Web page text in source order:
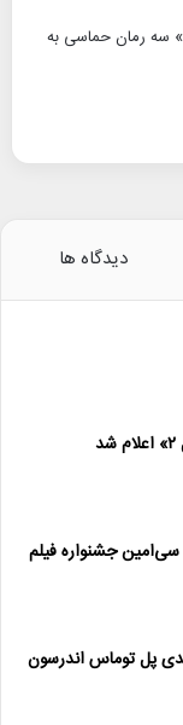
سه رمان حماسی به
دیدگاه ها
به سی‌امین جشنواره فیلم
پل توماس اندرسون